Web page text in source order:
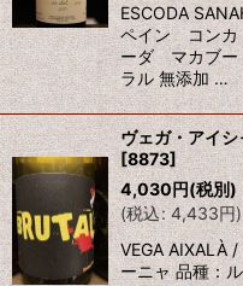
ESCODA
ペイン コンカ
ーダ マカブー
ラル 無添加 …
ヴェガ・ア
[8873]
4,030円(税別)
(税込: 4,433円)
VEGA AIXALÀ
ーニャ 品種：